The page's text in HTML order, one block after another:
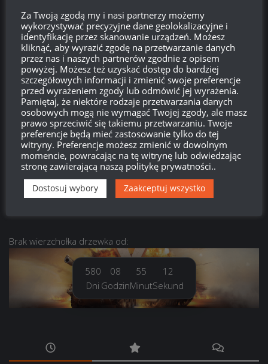
Szukaj:
LOGOWANIE
Zarejestruj się
Zaloguj się
Kanał wpisów
Kanał komentarzy
WordPress.org
Brak wierzchołka drzewka od:
580
Dni
08
Godzin
55
Minut
12
Sekund
Za Twoją zgodą my i nasi partnerzy możemy
wykorzystywać precyzyjne dane geolokalizacyjne i
identyfikację przez skanowanie urządzeń. Możesz
kliknąć, aby wyrazić zgodę na przetwarzanie danych
przez nas i naszych partnerów zgodnie z opisem
powyżej. Możesz też uzyskać dostęp do bardziej
szczegółowych informacji i zmienić swoje preferencje
przed wyrażeniem zgody lub odmówić jej wyrażenia.
Pamiętaj, że niektóre rodzaje przetwarzania danych
osobowych mogą nie wymagać Twojej zgody, ale masz
prawo sprzeciwić się takiemu przetwarzaniu. Twoje
preferencje będą mieć zastosowanie tylko do tej
witryny. Preferencje możesz zmienić w dowolnym
momencie, powracając na tę witrynę lub odwiedzając
stronę zawierającą naszą politykę prywatności..
Dostosuj wybory Zaakceptuj wszystko